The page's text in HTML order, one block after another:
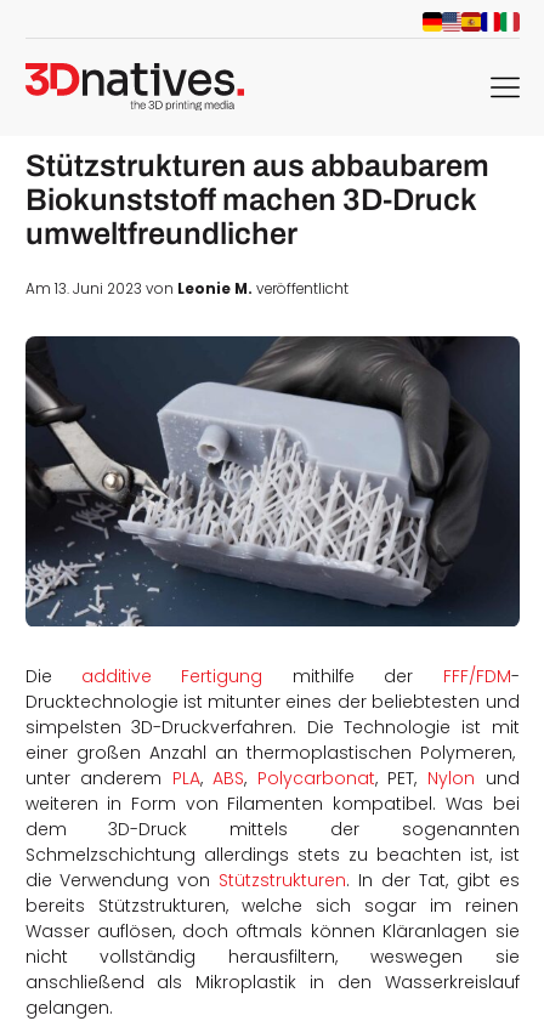
menu
Stützstrukturen aus abbaubarem
Biokunststoff machen 3D-Druck
umweltfreundlicher
Am 13. Juni 2023 von Leonie M. veröffentlicht
Die additive Fertigung mithilfe der FFF/FDM-
Drucktechnologie ist mitunter eines der beliebtesten und
simpelsten 3D-Druckverfahren. Die Technologie ist mit
einer großen Anzahl an thermoplastischen Polymeren,
unter anderem PLA,ABS, Polycarbonat, PET, Nylon und
weiteren in Form von Filamenten kompatibel. Was bei
dem 3D-Druck mittels der sogenannten
Schmelzschichtung allerdings stets zu beachten ist, ist
die Verwendung von Stützstrukturen. In der Tat, gibt es
bereits Stützstrukturen, welche sich sogar im reinen
Wasser auflösen, doch oftmals können Kläranlagen sie
nicht vollständig herausfiltern, weswegen sie
anschließend als Mikroplastik in den Wasserkreislauf
gelangen.